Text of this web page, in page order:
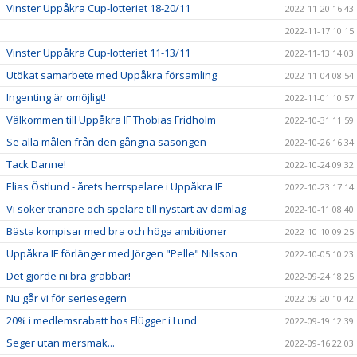
Vinster Uppåkra Cup-lotteriet 18-20/11
2022-11-20 16:43
2022-11-17 10:15
Vinster Uppåkra Cup-lotteriet 11-13/11 2022-11-13 14:03
Utökat samarbete med Uppåkra församling 2022-11-04 08:54
Ingenting är omöjligt! 2022-11-01 10:57
Välkommen till Uppåkra IF Thobias Fridholm 2022-10-31 11:59
Se alla målen från den gångna säsongen 2022-10-26 16:34
Tack Danne! 2022-10-24 09:32
Elias Östlund - årets herrspelare i Uppåkra IF 2022-10-23 17:14
Vi söker tränare och spelare till nystart av damlag 2022-10-11 08:40
Bästa kompisar med bra och höga ambitioner 2022-10-10 09:25
Uppåkra IF förlänger med Jörgen "Pelle" Nilsson 2022-10-05 10:23
Det gjorde ni bra grabbar! 2022-09-24 18:25
Nu går vi för seriesegern 2022-09-20 10:42
20% i medlemsrabatt hos Flügger i Lund 2022-09-19 12:39
Seger utan mersmak... 2022-09-16 22:03